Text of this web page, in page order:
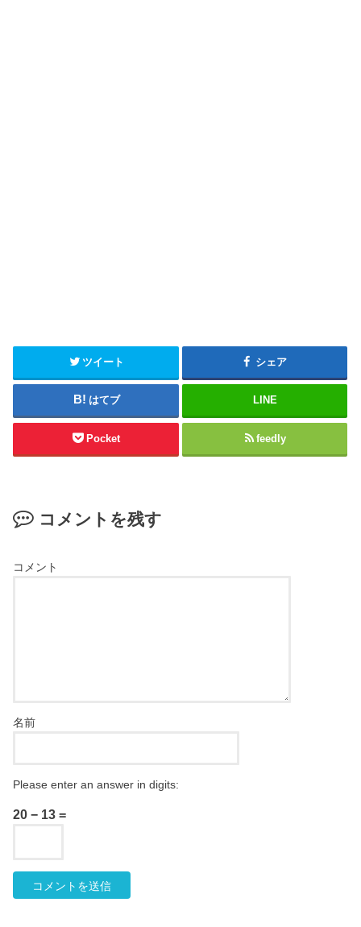
ツイート シェア
はてブ LINE
Pocket feedly
コメントを残す
コメント
名前
Please enter an answer in digits:
20 − 13 =